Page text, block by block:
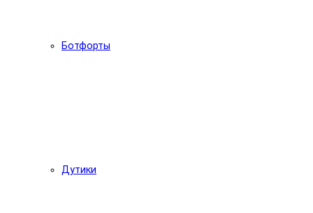
Ботфорты
Дутики